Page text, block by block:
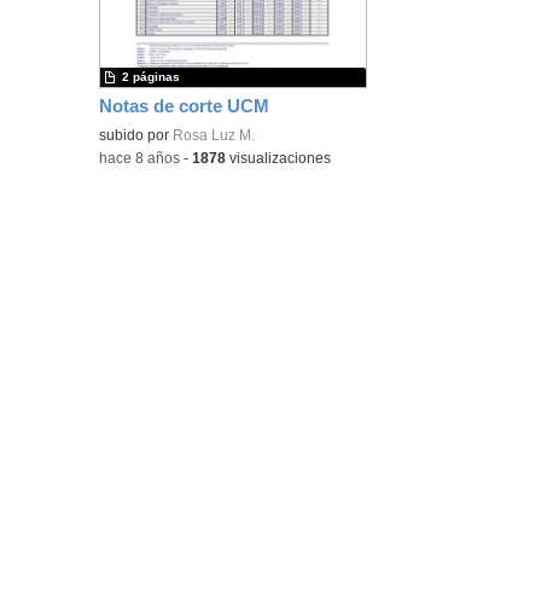
Notas de corte UCM
subido por Rosa Luz M.
2 páginas
-hace 8 años -1878 visualizaciones